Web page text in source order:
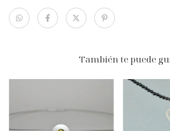
También te puede